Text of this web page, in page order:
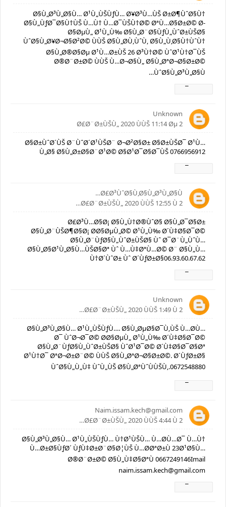
Ø§Ù„Ø³Ù„Ø§Ù… Ø¹Ù„ÙŠÙƒÙ… Ø¥Ø³Ù…ÙŠ Ø±Ø¶ÙˆØ§Ù†
Ø§Ù„ÙƒØ¯Ø§Ù†ÙŠ Ù…Ù† Ù…Ø¯ÙŠÙ†Ø© ØªÙ…Ø§Ø±Ø© Ø­
Ø§ØµÙ„ Ø¹Ù„Ù‰ Ø§Ù„Ø¨Ø§ÙƒÙ„ÙˆØ±ÙŠØ§
ÙˆØ§Ù„Ø¥Ø¬Ø§Ø²Ø© ÙÙŠ Ø§Ù„Ø­Ù‚ÙˆÙ‚ Ø§Ù„Ù‚Ø§Ù†ÙˆÙ†
Ø§Ù„Ø®Ø§Øµ Ø¹Ù…Ø±ÙŠ 26 Ø³Ù†Ø© ÙˆØ¹Ù†Ø¯ÙŠ
Ø®Ø¨Ø±Ø© ÙÙŠ Ù…Ø¬Ø§Ù„ Ø§Ù„ØªØ¬Ø§Ø±Ø©
ÙˆØ§Ù„Ø³Ù„Ø§Ù…
Unknown
2 Ø£Ø¨Ø±ÙŠÙ„ 2020 ÙÙŠ 11:14 Øµ
Ø§Ø±ÙˆØ´ÙŠ Ø¨ÙˆØ´Ø¹ÙŠØ¨ Ø¬Ø²Ø§Ø± Ø§Ø±ÙŠØ¯ Ø¹Ù…
Ù„Ø§ Ø§Ù„Ø±Ø§Ø¨Ø¹Ø© Ø§Ø¹Ø¯Ø§Ø¯ÙŠ 0766956912
Ø£Ø³ÙˆØ§Ù‚Ø§Ù„Ø³Ù„Ø§Ù…
2 Ø£Ø¨Ø±ÙŠÙ„ 2020 ÙÙŠ 12:55 Ù…
Ø£Ø³Ù…Ø§Ø¡ Ø§Ù„Ù†Ø®ÙˆØ§ Ø§Ù„Ø¯Ø§Ø±
Ø§Ù„Ø¨ÙŠØ¶Ø§Ø¡ Ø­Ø§ØµÙ„Ø© Ø¹Ù„Ù‰ Ø´Ù‡Ø§Ø¯Ø©
Ø§Ù„Ø¨ÙƒØ§Ù„ÙˆØ±ÙŠØ§ Ùˆ Ø¯Ø¨Ù„ÙˆÙ…
Ø§Ù„Ø§Ø¹Ù„Ø§Ù…ÙŠØ§Øª Ùˆ Ù…Ù‡ØªÙ…Ø© Ø¨ Ø§Ù„Ù…
Ù†Ø´ÙˆØ± Ùˆ Ø´ÙƒØ±Ø§06.93.60.67.62
Unknown
2 Ø£Ø¨Ø±ÙŠÙ„ 2020 ÙÙŠ 1:49 Ù…
Ø§Ù„Ø³Ù„Ø§Ù… Ø¹Ù„ÙŠÙƒÙ…. Ø§Ù„ØµØ§Ø¯Ù‚ÙŠ Ù…Ø­Ù…
Ø¯ ÙˆØ¬Ø¯Ø© Ø­Ø§ØµÙ„ Ø¹Ù„Ù‰ Ø´Ù‡Ø§Ø¯Ø©
Ø§Ù„Ø¨ÙƒØ§Ù„ÙˆØ±ÙŠØ§ ÙˆØ¹Ø¯Ø© Ø´Ù‡Ø§Ø¯Ø§Øª
Ø¹Ù†Ø¯ ØªØ¬Ø±Ø¨Ø© ÙÙŠ Ø§Ù„ØªØ¬Ø§Ø±Ø©. Ø´ÙƒØ±Ø§
ÙˆØ§Ù„Ù„Ù‡ ÙˆÙ„ÙŠ Ø§Ù„ØªÙˆÙÙŠÙ‚.0672548880
Naim.issam.kech@gmail.com
2 Ø£Ø¨Ø±ÙŠÙ„ 2020 ÙÙŠ 4:44 Ù…
Ø§Ù„Ø³Ù„Ø§Ù… Ø¹Ù„ÙŠÙƒÙ… Ù†Ø¹ÙŠÙ… Ù…Ø­Ù…Ø¯ Ù…Ù†
Ù…Ø±Ø§ÙƒØ´ ÙƒÙ‡Ø±Ø¨Ø§Ø¦ÙŠ Ù…Ø­ØªØ±Ù 23Ø¹Ø§Ù…
Ø®Ø¨Ø±Ø© Ø§Ù„Ù‡Ø§ØªÙ 0667249146Imail
naim.issam.kech@gmail.com